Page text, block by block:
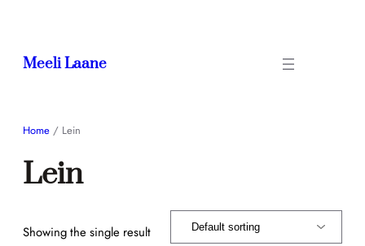
Meeli Laane
Home / Lein
Lein
Showing the single result